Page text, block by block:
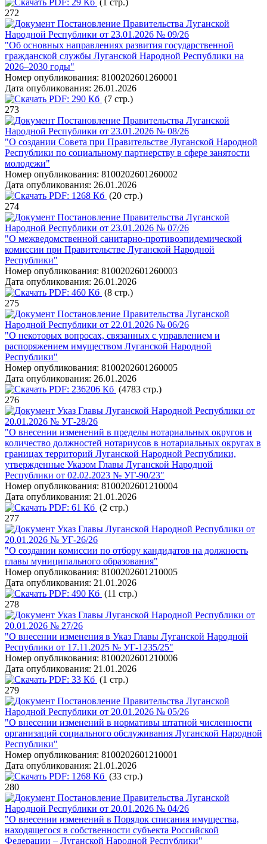
PDF: 29 Кб (1 стр.)
272
Постановление Правительства Луганской
Народной Республики от 23.01.2026 № 09/26
"Об основных направлениях развития государственной
гражданской службы Луганской Народной Республики на
2026–2030 годы"
Номер опубликования: 8100202601260001
Дата опубликования: 26.01.2026
PDF: 290 Кб (7 стр.)
273
Постановление Правительства Луганской
Народной Республики от 23.01.2026 № 08/26
"О создании Совета при Правительстве Луганской Народной
Республики по социальному партнерству в сфере занятости
молодежи"
Номер опубликования: 8100202601260002
Дата опубликования: 26.01.2026
PDF: 1268 Кб (20 стр.)
274
Постановление Правительства Луганской
Народной Республики от 23.01.2026 № 07/26
"О межведомственной санитарно-противоэпидемической
комиссии при Правительстве Луганской Народной
Республики"
Номер опубликования: 8100202601260003
Дата опубликования: 26.01.2026
PDF: 460 Кб (8 стр.)
275
Постановление Правительства Луганской
Народной Республики от 22.01.2026 № 06/26
"О некоторых вопросах, связанных с управлением и
распоряжением имуществом Луганской Народной
Республики"
Номер опубликования: 8100202601260005
Дата опубликования: 26.01.2026
PDF: 236206 Кб (4783 стр.)
276
Указ Главы Луганской Народной Республики от
20.01.2026 № УГ-28/26
"О внесении изменений в пределы нотариальных округов и
количество должностей нотариусов в нотариальных округах в
границах территорий Луганской Народной Республики,
утвержденные Указом Главы Луганской Народной
Республики от 02.02.2023 № УГ-90/23"
Номер опубликования: 8100202601210004
Дата опубликования: 21.01.2026
PDF: 61 Кб (2 стр.)
277
Указ Главы Луганской Народной Республики от
20.01.2026 № УГ-26/26
"О создании комиссии по отбору кандидатов на должность
главы муниципального образования"
Номер опубликования: 8100202601210005
Дата опубликования: 21.01.2026
PDF: 490 Кб (11 стр.)
278
Указ Главы Луганской Народной Республики от
20.01.2026 № 27/26
"О внесении изменения в Указ Главы Луганской Народной
Республики от 17.11.2025 № УГ-1235/25"
Номер опубликования: 8100202601210006
Дата опубликования: 21.01.2026
PDF: 33 Кб (1 стр.)
279
Постановление Правительства Луганской
Народной Республики от 20.01.2026 № 05/26
"О внесении изменений в нормативы штатной численности
организаций социального обслуживания Луганской Народной
Республики"
Номер опубликования: 8100202601210001
Дата опубликования: 21.01.2026
PDF: 1268 Кб (33 стр.)
280
Постановление Правительства Луганской
Народной Республики от 20.01.2026 № 04/26
"О внесении изменений в Порядок списания имущества,
находящегося в собственности субъекта Российской
Федерации – Луганской Народной Республики"